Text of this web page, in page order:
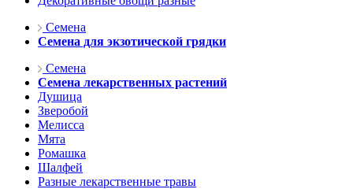
Семена
Семена для экзотической грядки
Семена
Семена лекарственных растений
Душица
Зверобой
Мелисса
Мята
Ромашка
Шалфей
Разные лекарственные травы